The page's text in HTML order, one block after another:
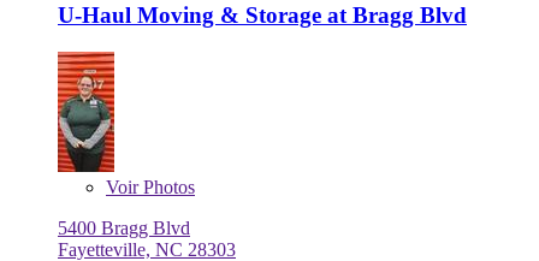
U-Haul Moving & Storage at Bragg Blvd
VoirPhotos
5400 Bragg Blvd
Fayetteville, NC 28303